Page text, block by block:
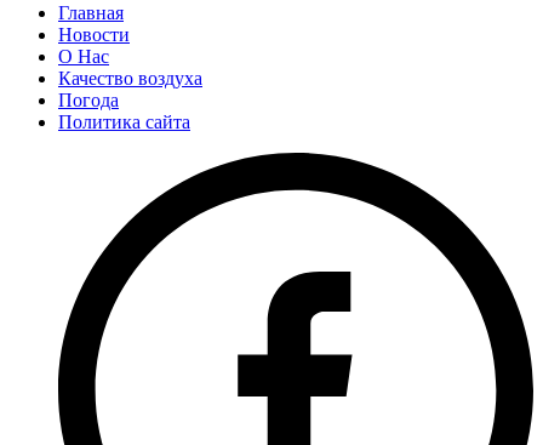
Главная
Новости
О Нас
Качество воздуха
Погода
Политика сайта